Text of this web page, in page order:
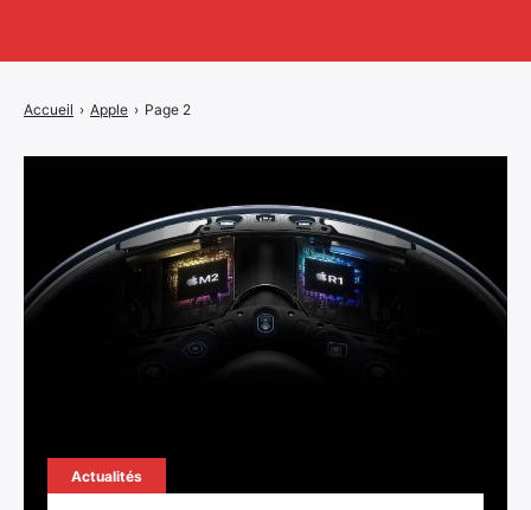
Accueil › Apple › Page 2
Actualités